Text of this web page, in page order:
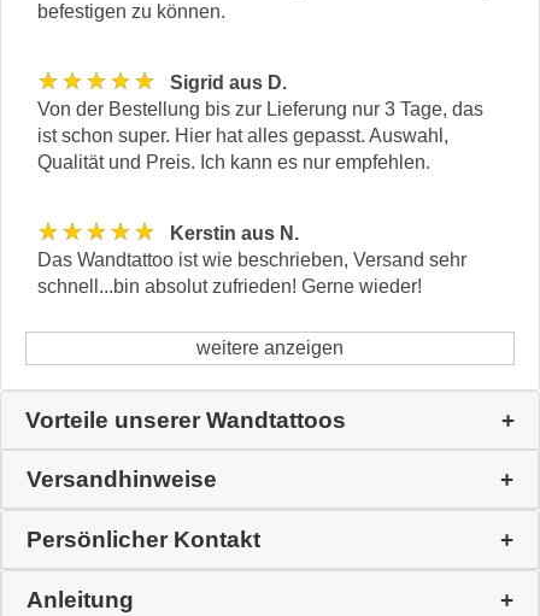
befestigen zu können.
★★★★★
Sigrid aus D.
Von der Bestellung bis zur Lieferung nur 3 Tage, das
ist schon super. Hier hat alles gepasst. Auswahl,
Qualität und Preis. Ich kann es nur empfehlen.
★★★★★
Kerstin aus N.
Das Wandtattoo ist wie beschrieben, Versand sehr
schnell...bin absolut zufrieden! Gerne wieder!
weitere anzeigen
Vorteile unserer Wandtattoos
Versandhinweise
Persönlicher Kontakt
Anleitung